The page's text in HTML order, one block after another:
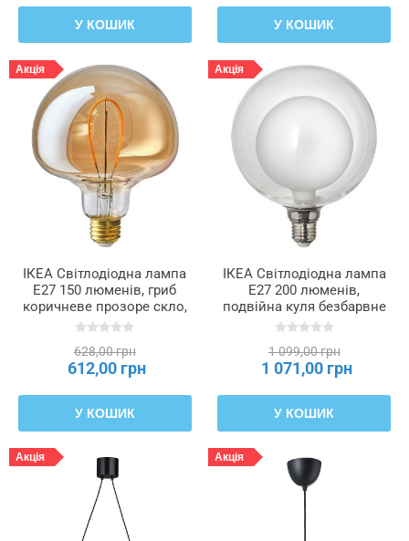
У КОШИК У КОШИК
Акція
ІКЕА Світлодіодна лампа
E27 150 люменів, гриб
коричневе прозоре скло,
120 мм MOLNART,
628,00 грн
612,00 грн
У КОШИК
Акція
ІКЕА Світлодіодна лампа
E27 200 люменів,
подвійна куля безбарвне
скло, 150 мм MOLNART,
1 099,00 грн
1 071,00 грн
У КОШИК
Акція Акція